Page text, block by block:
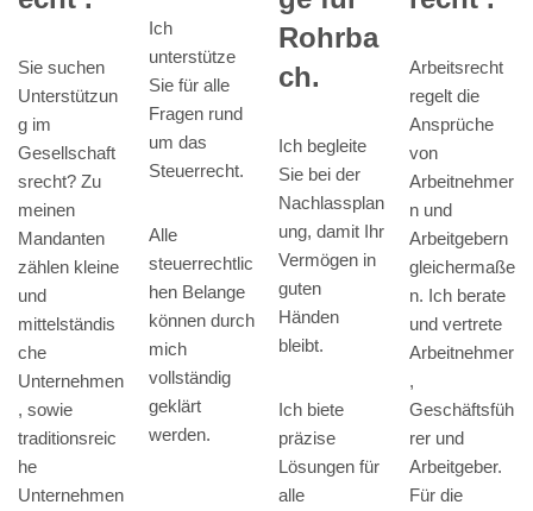
Sie suchen
Unterstützun
g im
Gesellschaft
srecht? Zu
meinen
Mandanten
zählen kleine
und
mittelständis
che
Unternehmen
, sowie
traditionsreic
he
Unternehmen
Ich
unterstütze
Sie für alle
Fragen rund
um das
Steuerrecht.
Alle
steuerrechtlic
hen Belange
können durch
mich
vollständig
geklärt
werden.
Rohrba
ch.
Ich begleite
Sie bei der
Nachlassplan
ung, damit Ihr
Vermögen in
guten
Händen
bleibt.
Ich biete
präzise
Lösungen für
alle
Arbeitsrecht
regelt die
Ansprüche
von
Arbeitnehmer
n und
Arbeitgebern
gleichermaße
n. Ich berate
und vertrete
Arbeitnehmer
,
Geschäftsfüh
rer und
Arbeitgeber.
Für die